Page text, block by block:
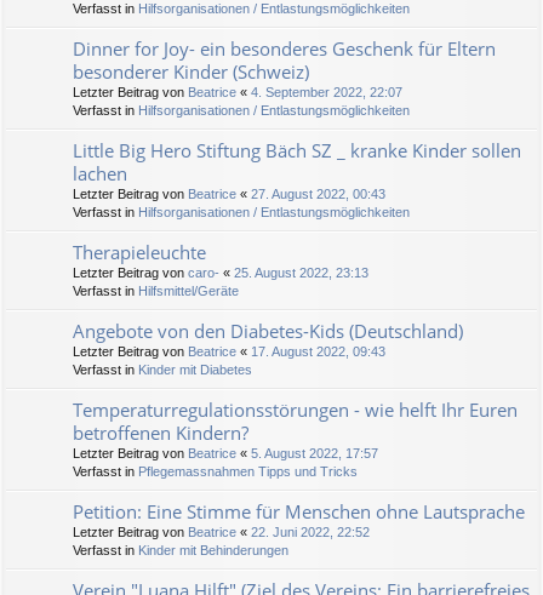
Verfasst in Hilfsorganisationen / Entlastungsmöglichkeiten
Dinner for Joy- ein besonderes Geschenk für Eltern
besonderer Kinder (Schweiz)
Letzter Beitrag von Beatrice « 4. September 2022, 22:07
Verfasst in Hilfsorganisationen / Entlastungsmöglichkeiten
Little Big Hero Stiftung Bäch SZ _ kranke Kinder sollen
lachen
Letzter Beitrag von Beatrice « 27. August 2022, 00:43
Verfasst in Hilfsorganisationen / Entlastungsmöglichkeiten
Therapieleuchte
Letzter Beitrag von caro- « 25. August 2022, 23:13
Verfasst in Hilfsmittel/Geräte
Angebote von den Diabetes-Kids (Deutschland)
Letzter Beitrag von Beatrice « 17. August 2022, 09:43
Verfasst in Kinder mit Diabetes
Temperaturregulationsstörungen - wie helft Ihr Euren
betroffenen Kindern?
Letzter Beitrag von Beatrice « 5. August 2022, 17:57
Verfasst in Pflegemassnahmen Tipps und Tricks
Petition: Eine Stimme für Menschen ohne Lautsprache
Letzter Beitrag von Beatrice « 22. Juni 2022, 22:52
Verfasst in Kinder mit Behinderungen